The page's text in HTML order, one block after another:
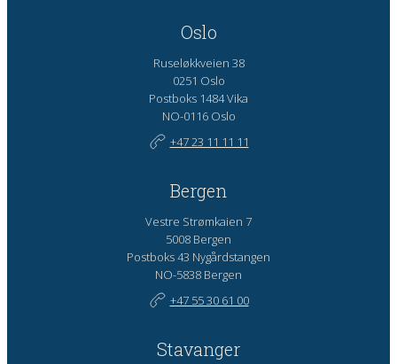
Oslo
Ruseløkkveien 38
0251 Oslo
Postboks 1484 Vika
NO-0116 Oslo
+47 23 11 11 11
Bergen
Vestre Strømkaien 7
5008 Bergen
Postboks 43 Nygårdstangen
NO-5838 Bergen
+47 55 30 61 00
Stavanger